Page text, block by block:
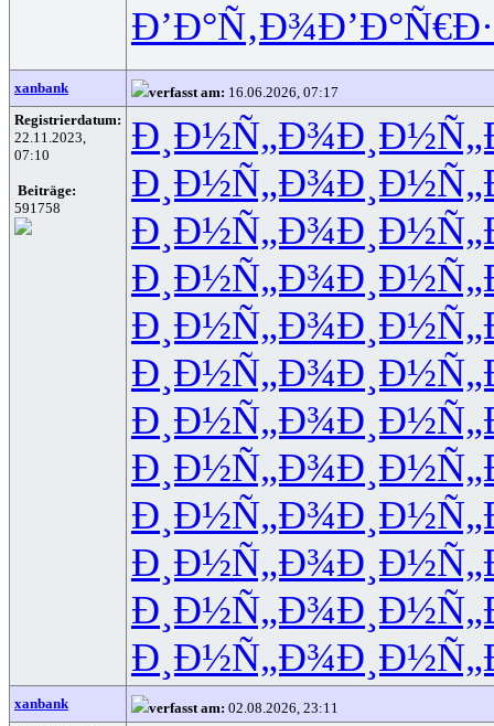
Ð’Ð°Ñ‚Ð¾Ð’Ð°Ñ€Ð·
xanbank verfasst am: 16.06.2026, 07:17
Registrierdatum:
22.11.2023,
07:10
Beiträge:
591758
Ð¸Ð½Ñ„Ð¾
Ð¸Ð½Ñ„Ð¾
Ð¸Ð½Ñ„Ð¾
Ð¸Ð½Ñ„Ð¾
Ð¸Ð½Ñ„Ð¾
Ð¸Ð½Ñ„Ð¾
Ð¸Ð½Ñ„Ð¾
Ð¸Ð½Ñ„Ð¾
Ð¸Ð½Ñ„Ð¾
Ð¸Ð½Ñ„Ð¾
Ð¸Ð½Ñ„Ð¾
Ð¸Ð½Ñ„Ð¾
xanbank verfasst am: 02.08.2026, 23:11